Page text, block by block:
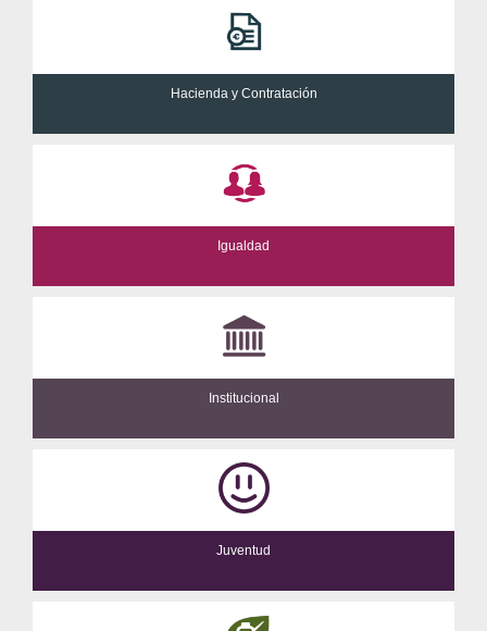
Hacienda y Contratación
Igualdad
Institucional
Juventud